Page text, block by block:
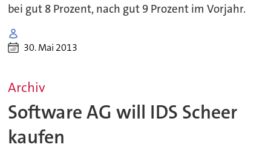
bei gut 8 Prozent, nach gut 9 Prozent im Vorjahr.
30. Mai 2013
Archiv
Software AG will IDS Scheer
kaufen